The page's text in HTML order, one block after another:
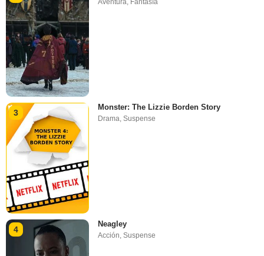
3
Monster: The Lizzie Borden Story
Drama,Suspense
4
Neagley
Acción,Suspense